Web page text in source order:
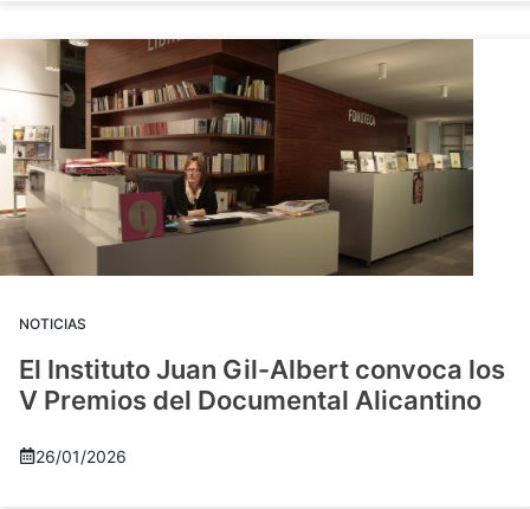
NOTICIAS
El Instituto Juan Gil-Albert convoca los
V Premios del Documental Alicantino
26/01/2026